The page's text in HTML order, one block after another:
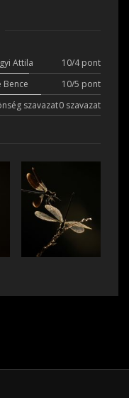
Attila
10/4 pont
Bence
10/5 pont
szavazat0 szavazat